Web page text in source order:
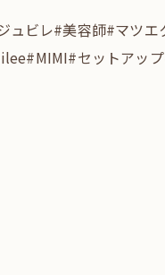
ビレ#美容師#マツ
セットアッ